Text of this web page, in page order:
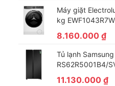
Máy giặt
kg
8.160.000 ₫
Tủ lạnh
RS62R5001B4/
11.130.000 ₫